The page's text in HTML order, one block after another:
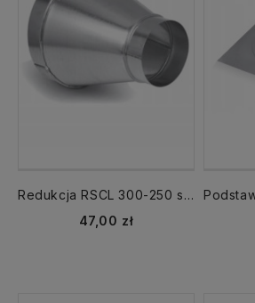
Redukcja RSCL 300-250 symetryczna
47,00 zł